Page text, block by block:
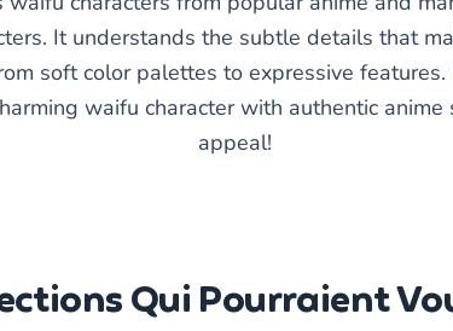
It understands the subtle details that
soft color palettes to expressive
waifu character with authentic
appeal!
Qui Pourraient